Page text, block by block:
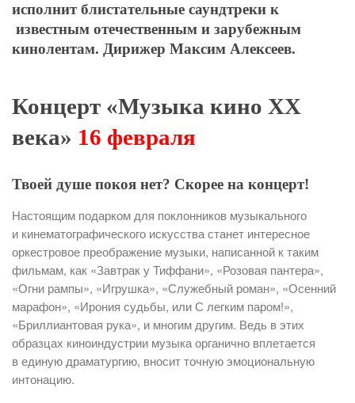
исполнит блистательные саундтреки к
известным отечественным и зарубежным
кинолентам. Дирижер Максим Алексеев.
Концерт «Музыка кино ХХ
века» 16 февраля
Твоей душе покоя нет? Скорее на концерт!
Настоящим подарком для поклонников музыкального
и кинематографического искусства станет интересное
оркестровое преображение музыки, написанной к таким
фильмам, как «Завтрак у Тиффани», «Розовая пантера»,
«Огни рампы», «Игрушка», «Служебный роман», «Осенний
марафон», «Ирония судьбы, или С легким паром!»,
«Бриллиантовая рука», и многим другим. Ведь в этих
образцах киноиндустрии музыка органично вплетается
в единую драматургию, вносит точную эмоциональную
интонацию.